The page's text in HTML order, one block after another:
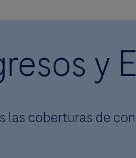
y
las coberturas de